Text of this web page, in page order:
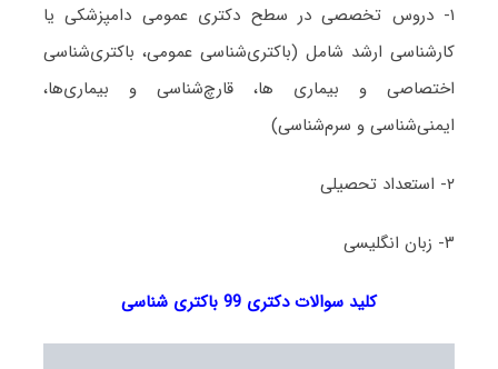
۱- دروس تخصصی در سطح دکتری عمومی دامپزشکی یا
کارشناسی ارشد شامل (باکتری‌شناسی عمومی، باکتری‌شناسی
اختصاصی و بیماری ها، قارچ‌شناسی و بیماری‌ها،
ایمنی‌شناسی و سرم‌شناسی)
۲- استعداد تحصیلی
۳- زبان انگلیسی
کلید سوالات دکتری 99 باکتری شناسی